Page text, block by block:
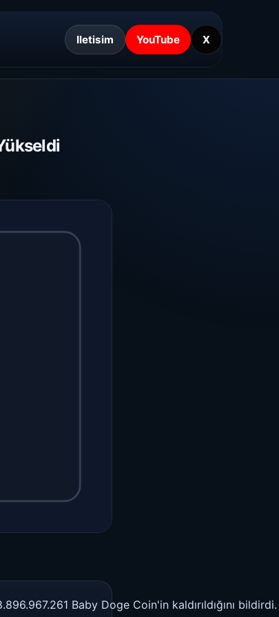
Iletisim YouTube X
Baby Doge Coin'in kaldırıldığını